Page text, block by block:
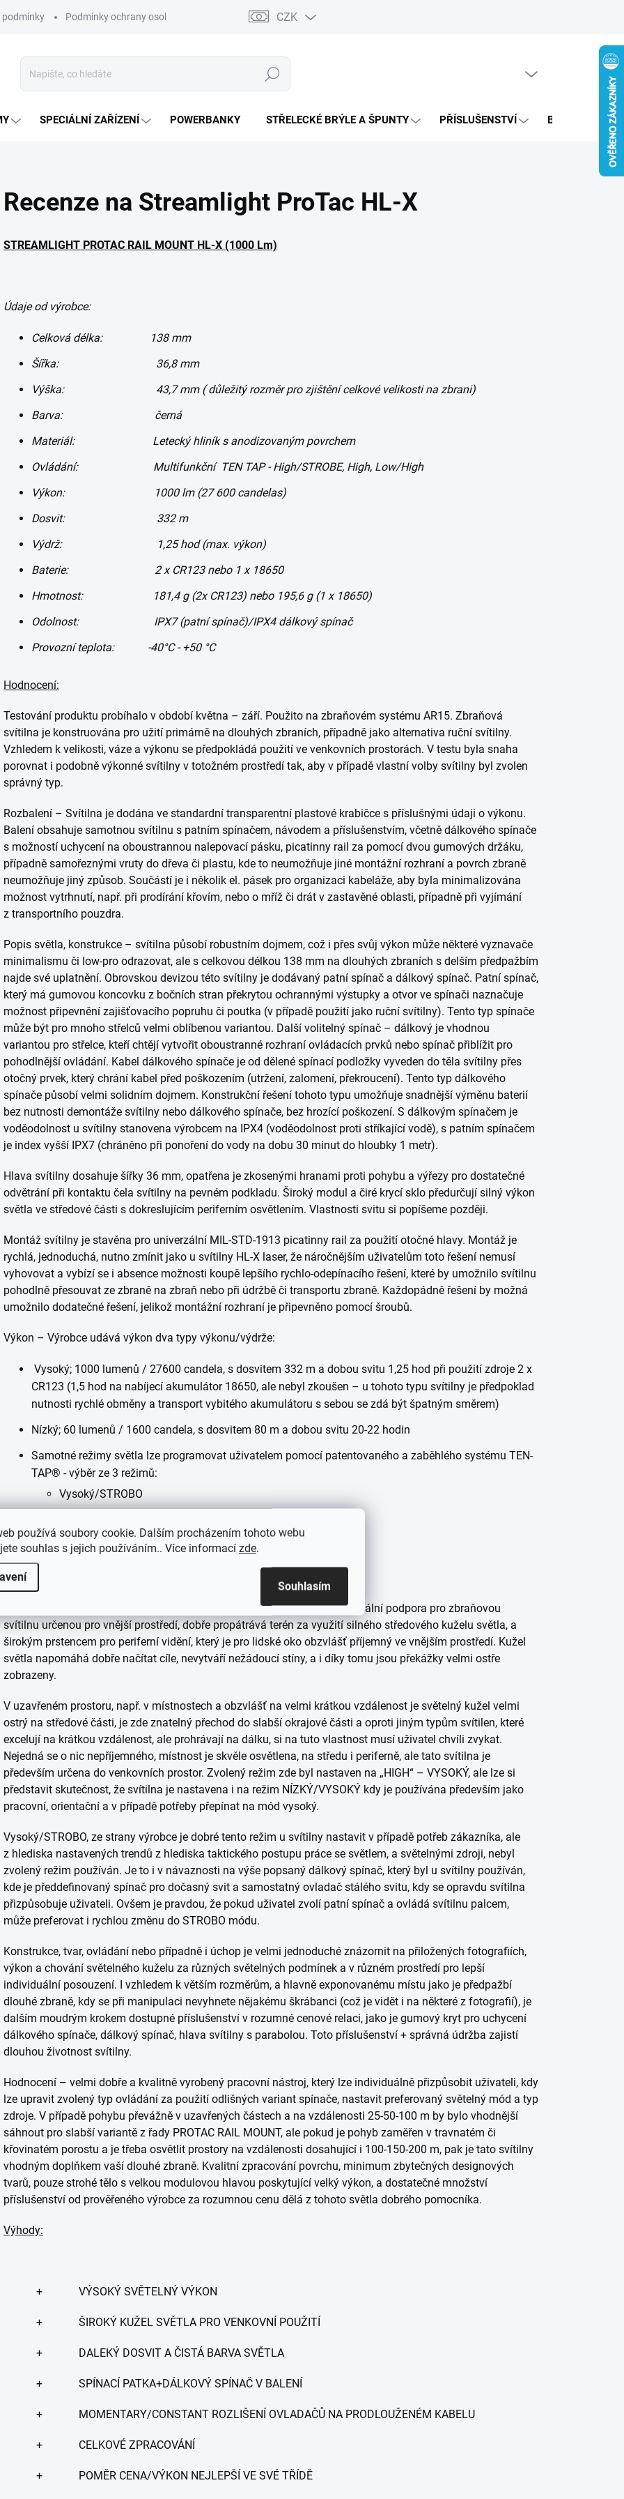
používá soubory cookie. Dalším procházením tohoto webu
souhlas s jejich používáním.. Více informací zde.
Souhlasím
podmínky Podmínky ochrany osobních údajů Kontakty Moje objednávka
CZK
Hledat
SPECIÁLNÍ ZAŘÍZENÍ POWERBANKY STŘELECKÉ BRÝLE A ŠPUNTY PŘÍSLUŠENSTVÍ BAZAR
Recenze na Streamlight ProTac HL-X
STREAMLIGHT PROTAC RAIL MOUNT HL-X (1000 Lm)
Údaje od výrobce:
Celková délka: 138 mm
Šířka: 36,8 mm
Výška: 43,7 mm ( důležitý rozměr pro zjištění celkové velikosti na zbrani)
Barva: černá
Materiál: Letecký hliník s anodizovaným povrchem
Ovládání: Multifunkční TEN TAP - High/STROBE, High, Low/High
Výkon: 1000 lm (27 600 candelas)
Dosvit: 332 m
Výdrž: 1,25 hod (max. výkon)
Baterie: 2 x CR123 nebo 1 x 18650
Hmotnost: 181,4 g (2x CR123) nebo 195,6 g (1 x 18650)
Odolnost: IPX7 (patní spínač)/IPX4 dálkový spínač
Provozní teplota: -40°C - +50 °C
Hodnocení:
Testování produktu probíhalo v období května – září. Použito na zbraňovém systému AR15. Zbraňová
svítilna je konstruována pro užití primárně na dlouhých zbraních, případně jako alternativa ruční svítilny.
Vzhledem k velikosti, váze a výkonu se předpokládá použití ve venkovních prostorách. V testu byla snaha
porovnat i podobně výkonné svítilny v totožném prostředí tak, aby v případě vlastní volby svítilny byl zvolen
správný typ.
Rozbalení – Svítilna je dodána ve standardní transparentní plastové krabičce s příslušnými údaji o výkonu.
Balení obsahuje samotnou svítilnu s patním spínačem, návodem a příslušenstvím, včetně dálkového spínače
s možností uchycení na oboustrannou nalepovací pásku, picatinny rail za pomocí dvou gumových držáku,
případně samořeznými vruty do dřeva či plastu, kde to neumožňuje jiné montážní rozhraní a povrch zbraně
neumožňuje jiný způsob. Součástí je i několik el. pásek pro organizaci kabeláže, aby byla minimalizována
možnost vytrhnutí, např. při prodírání křovím, nebo o mříž či drát v zastavěné oblasti, případně při vyjímání
z transportního pouzdra.
Popis světla, konstrukce – svítilna působí robustním dojmem, což i přes svůj výkon může některé vyznavače
minimalismu či low-pro odrazovat, ale s celkovou délkou 138 mm na dlouhých zbraních s delším předpažbím
najde své uplatnění. Obrovskou devizou této svítilny je dodávaný patní spínač a dálkový spínač. Patní spínač,
který má gumovou koncovku z bočních stran překrytou ochrannými výstupky a otvor ve spínači naznačuje
možnost připevnění zajišťovacího popruhu či poutka (v případě použití jako ruční svítilny). Tento typ spínače
může být pro mnoho střelců velmi oblíbenou variantou. Další volitelný spínač – dálkový je vhodnou
variantou pro střelce, kteří chtějí vytvořit oboustranné rozhraní ovládacích prvků nebo spínač přiblížit pro
pohodlnější ovládání. Kabel dálkového spínače je od dělené spínací podložky vyveden do těla svítilny přes
otočný prvek, který chrání kabel před poškozením (utržení, zalomení, překroucení). Tento typ dálkového
spínače působí velmi solidním dojmem. Konstrukční řešení tohoto typu umožňuje snadnější výměnu baterií
bez nutnosti demontáže svítilny nebo dálkového spínače, bez hrozící poškození. S dálkovým spínačem je
voděodolnost u svítilny stanovena výrobcem na IPX4 (voděodolnost proti stříkající vodě), s patním spínačem
je index vyšší IPX7 (chráněno při ponoření do vody na dobu 30 minut do hloubky 1 metr).
Hlava svítilny dosahuje šířky 36 mm, opatřena je zkosenými hranami proti pohybu a výřezy pro dostatečné
odvětrání při kontaktu čela svítilny na pevném podkladu. Široký modul a čiré krycí sklo předurčují silný výkon
světla ve středové části s dokreslujícím periferním osvětlením. Vlastnosti svitu si popíšeme později.
Montáž svítilny je stavěna pro univerzální MIL-STD-1913 picatinny rail za použití otočné hlavy. Montáž je
rychlá, jednoduchá, nutno zmínit jako u svítilny HL-X laser, že náročnějším uživatelům toto řešení nemusí
vyhovovat a vybízí se i absence možnosti koupě lepšího rychlo-odepínacího řešení, které by umožnilo svítilnu
pohodlně přesouvat ze zbraně na zbraň nebo při údržbě či transportu zbraně. Každopádně řešení by možná
umožnilo dodatečné řešení, jelikož montážní rozhraní je připevněno pomocí šroubů.
Výkon – Výrobce udává výkon dva typy výkonu/výdrže:
Vysoký; 1000 lumenů / 27600 candela, s dosvitem 332 m a dobou svitu 1,25 hod při použití zdroje 2 x
CR123 (1,5 hod na nabíjecí akumulátor 18650, ale nebyl zkoušen – u tohoto typu svítilny je předpoklad
nutnosti rychlé obměny a transport vybitého akumulátoru s sebou se zdá být špatným směrem)
Nízký; 60 lumenů / 1600 candela, s dosvitem 80 m a dobou svitu 20-22 hodin
Samotné režimy světla lze programovat uživatelem pomocí patentovaného a zaběhlého systému TEN-
TAP® - výběr ze 3 režimů:
Vysoký/STROBO
Nízký/vysoký
Vlastnosti – svítilna i přes větší rozměry splňuje přesně očekávání, maximální podpora pro zbraňovou
svítilnu určenou pro vnější prostředí, dobře propátrává terén za využití silného středového kuželu světla, a
širokým prstencem pro periferní vidění, který je pro lidské oko obzvlášť příjemný ve vnějším prostředí. Kužel
světla napomáhá dobře načítat cíle, nevytváří nežádoucí stíny, a i díky tomu jsou překážky velmi ostře
zobrazeny.
V uzavřeném prostoru, např. v místnostech a obzvlášť na velmi krátkou vzdálenost je světelný kužel velmi
ostrý na středové části, je zde znatelný přechod do slabší okrajové části a oproti jiným typům svítilen, které
excelují na krátkou vzdálenost, ale prohrávají na dálku, si na tuto vlastnost musí uživatel chvíli zvykat.
Nejedná se o nic nepříjemného, místnost je skvěle osvětlena, na středu i periferně, ale tato svítilna je
především určena do venkovních prostor. Zvolený režim zde byl nastaven na „HIGH“ – VYSOKÝ, ale lze si
představit skutečnost, že svítilna je nastavena i na režim NÍZKÝ/VYSOKÝ kdy je používána především jako
pracovní, orientační a v případě potřeby přepínat na mód vysoký.
Vysoký/STROBO, ze strany výrobce je dobré tento režim u svítilny nastavit v případě potřeb zákazníka, ale
z hlediska nastavených trendů z hlediska taktického postupu práce se světlem, a světelnými zdroji, nebyl
zvolený režim používán. Je to i v návaznosti na výše popsaný dálkový spínač, který byl u svítilny používán,
kde je předdefinovaný spínač pro dočasný svit a samostatný ovladač stálého svitu, kdy se opravdu svítilna
přizpůsobuje uživateli. Ovšem je pravdou, že pokud uživatel zvolí patní spínač a ovládá svítilnu palcem,
může preferovat i rychlou změnu do STROBO módu.
Konstrukce, tvar, ovládání nebo případně i úchop je velmi jednoduché znázornit na přiložených fotografiích,
výkon a chování světelného kuželu za různých světelných podmínek a v různém prostředí pro lepší
individuální posouzení. I vzhledem k větším rozměrům, a hlavně exponovanému místu jako je předpažbí
dlouhé zbraně, kdy se při manipulaci nevyhnete nějakému škrábanci (což je vidět i na některé z fotografií), je
dalším moudrým krokem dostupné příslušenství v rozumné cenové relaci, jako je gumový kryt pro uchycení
dálkového spínače, dálkový spínač, hlava svítilny s parabolou. Toto příslušenství + správná údržba zajistí
dlouhou životnost svítilny.
Hodnocení – velmi dobře a kvalitně vyrobený pracovní nástroj, který lze individuálně přizpůsobit uživateli, kdy
lze upravit zvolený typ ovládání za použití odlišných variant spínače, nastavit preferovaný světelný mód a typ
zdroje. V případě pohybu převážně v uzavřených částech a na vzdálenosti 25-50-100 m by bylo vhodnější
sáhnout pro slabší variantě z řady PROTAC RAIL MOUNT, ale pokud je pohyb zaměřen v travnatém či
křovinatém porostu a je třeba osvětlit prostory na vzdálenosti dosahující i 100-150-200 m, pak je tato svítilny
vhodným doplňkem vaší dlouhé zbraně. Kvalitní zpracování povrchu, minimum zbytečných designových
tvarů, pouze strohé tělo s velkou modulovou hlavou poskytující velký výkon, a dostatečné množství
příslušenství od prověřeného výrobce za rozumnou cenu dělá z tohoto světla dobrého pomocníka.
Výhody:
+ VÝSOKÝ SVĚTELNÝ VÝKON
+ ŠIROKÝ KUŽEL SVĚTLA PRO VENKOVNÍ POUŽITÍ
+ DALEKÝ DOSVIT A ČISTÁ BARVA SVĚTLA
+ SPÍNACÍ PATKA+DÁLKOVÝ SPÍNAČ V BALENÍ
+ MOMENTARY/CONSTANT ROZLIŠENÍ OVLADAČŮ NA PRODLOUŽENÉM KABELU
+ CELKOVÉ ZPRACOVÁNÍ
+ POMĚR CENA/VÝKON NEJLEPŠÍ VE SVÉ TŘÍDĚ